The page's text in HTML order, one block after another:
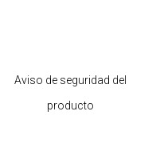
Aviso de seguridad del
producto